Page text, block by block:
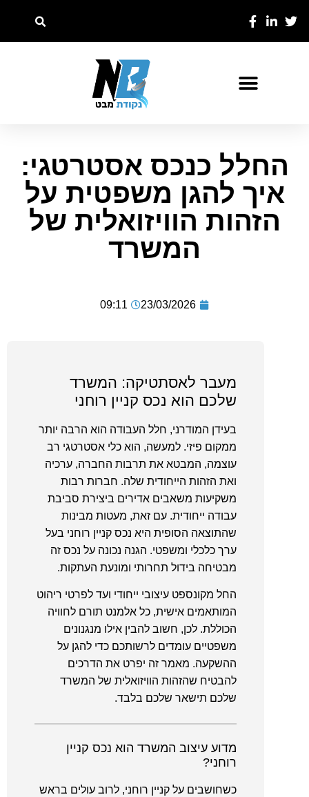
החלל כנכס אסטרטגי:
איך להגן משפטית על
הזהות הוויזואלית של
המשרד
23/03/2026
09:11
מעבר לאסתטיקה: המשרד
שלכם הוא נכס קניין רוחני
בעידן המודרני, חלל העבודה הוא הרבה יותר
ממקום פיזי. למעשה, הוא כלי אסטרטגי רב
עוצמה, המבטא את תרבות החברה, ערכיה
ואת הזהות הייחודית שלה. חברות רבות
משקיעות משאבים אדירים ביצירת סביבת
עבודה ייחודית. עם זאת, מעטות מבינות
שהתוצאה הסופית היא נכס קניין רוחני בעל
ערך כלכלי ומשפטי. הגנה נכונה על נכס זה
מבטיחה בידול תחרותי ומונעת העתקות.
החל מקונספט עיצובי ייחודי ועד לפרטי ריהוט
המותאמים אישית, כל אלמנט תורם לחוויה
הכוללת. לכן, חשוב להבין אילו מנגנונים
משפטיים עומדים לרשותכם כדי להגן על
ההשקעה. מאמר זה יפרט את הדרכים
להבטיח שהזהות הוויזואלית של המשרד
שלכם תישאר שלכם בלבד.
מדוע עיצוב המשרד הוא נכס קניין
רוחני?
כשחושבים על קניין רוחני, לרוב עולים בראש